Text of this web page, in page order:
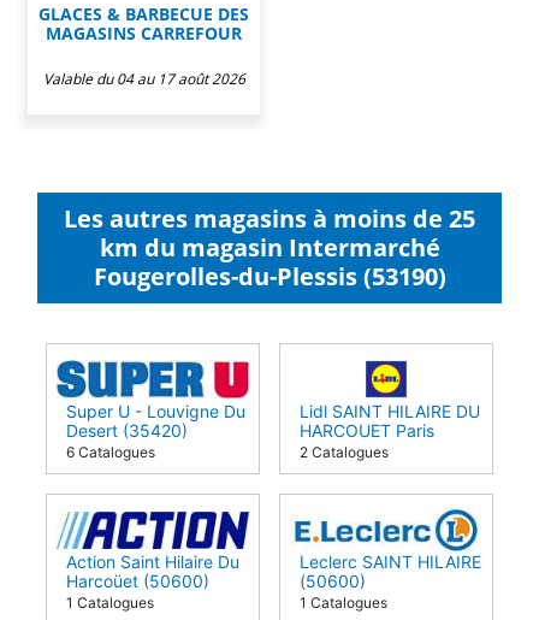
GLACES & BARBECUE DES
MAGASINS CARREFOUR
Valable du 04 au 17 août 2026
Les autres magasins à moins de 25
km du magasin Intermarché
Fougerolles-du-Plessis (53190)
Super U - Louvigne Du
Desert (35420)
6 Catalogues
Lidl SAINT HILAIRE DU
HARCOUET Paris
(50600)
2 Catalogues
Action Saint Hilaire Du
Harcoüet (50600)
1 Catalogues
Leclerc SAINT HILAIRE
(50600)
1 Catalogues